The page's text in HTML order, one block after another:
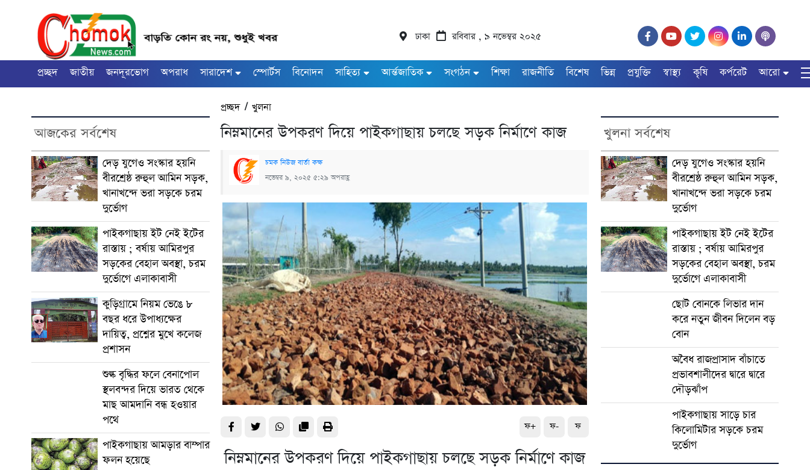
ঢাকা রবিবার , ৯ নভেম্বর ২০২৫
প্রচ্ছদ জাতীয় জনদূরভোগ অপরাধ সারাদেশ স্পোর্টস বিনোদন সাহিত্য আর্ন্তজাতিক সংগঠন শিক্ষা রাজনীতি বিশেষ ভিন্ন প্রযুক্তি স্বাস্থ্য কৃষি কর্পরেট আরো
আজকের সর্বশেষ
দেড় যুগেও সংস্কার হয়নি
বীরশ্রেষ্ঠ রুহুল আমিন সড়ক,
খানাখন্দে ভরা সড়কে চরম
দুর্ভোগ
পাইকগাছায় ইট নেই ইটের
রাস্তায় ; বর্ষায় আমিরপুর
সড়কের বেহাল অবস্থা, চরম
দুর্ভোগে এলাকাবাসী
কুড়িগ্রামে নিয়ম ভেঙে ৮
বছর ধরে উপাধ্যক্ষের
দায়িত্ব, প্রশ্নের মুখে কলেজ
প্রশাসন
শুল্ক বৃদ্ধির ফলে বেনাপোল
স্থলবন্দর দিয়ে ভারত থেকে
মাছ আমদানি বন্ধ হওয়ার
পথে
পাইকগাছায় আমড়ার বাম্পার
ফলন হয়েছে
প্রচ্ছদ/খুলনা
নিম্নমানের উপকরণ দিয়ে পাইকগাছায় চলছে সড়ক নির্মাণে কাজ
চমক নিউজ বার্তা কক্ষ
নভেম্বর ৯, ২০২৫ ৫:২৯ অপরাহ্ণ
ফ+ ফ- ফ
নিম্নমানের উপকরণ দিয়ে পাইকগাছায় চলছে সড়ক নির্মাণে কাজ
খুলনা সর্বশেষ
দেড় যুগেও সংস্কার হয়নি
বীরশ্রেষ্ঠ রুহুল আমিন সড়ক,
খানাখন্দে ভরা সড়কে চরম
দুর্ভোগ
পাইকগাছায় ইট নেই ইটের
রাস্তায় ; বর্ষায় আমিরপুর
সড়কের বেহাল অবস্থা, চরম
দুর্ভোগে এলাকাবাসী
ছোট বোনকে লিভার দান
করে নতুন জীবন দিলেন বড়
বোন
অবৈধ রাজপ্রাসাদ বাঁচাতে
প্রভাবশালীদের দ্বারে দ্বারে
দৌড়ঝাঁপ
পাইকগাছায় সাড়ে চার
কিলোমিটার সড়কে চরম
দুর্ভোগ